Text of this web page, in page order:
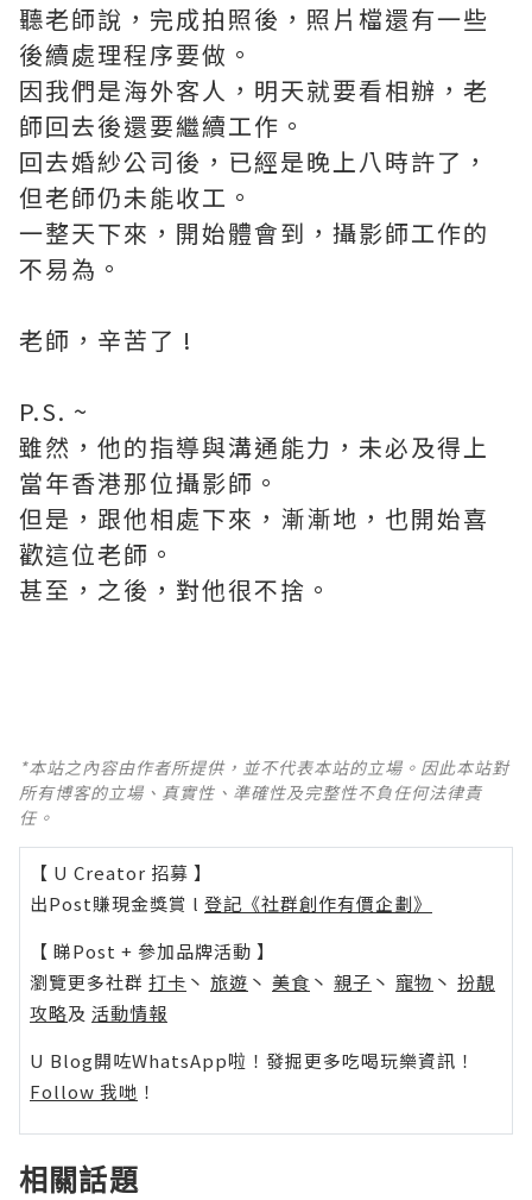
聽老師說，完成拍照後，照片檔還有一些
後續處理程序要做。
因我們是海外客人，明天就要看相辦，老
師回去後還要繼續工作。
回去婚紗公司後，已經是晚上八時許了，
但老師仍未能收工。
一整天下來，開始體會到，攝影師工作的
不易為。
老師，辛苦了 !
P.S. ~
雖然，他的指導與溝通能力，未必及得上
當年香港那位攝影師。
但是，跟他相處下來，漸漸地，也開始喜
歡這位老師。
甚至，之後，對他很不捨。
*本站之內容由作者所提供，並不代表本站的立場。因此本站對
所有博客的立場、真實性、準確性及完整性不負任何法律責
任。
【 U Creator 招募 】
出Post賺現金獎賞 l 登記《社群創作有價企劃》
【 睇Post + 參加品牌活動 】
瀏覽更多社群 打卡 丶 旅遊 丶 美食 丶 親子 丶 寵物 丶 扮靚
攻略及 活動情報
U Blog開咗WhatsApp啦！發掘更多吃喝玩樂資訊！
Follow 我哋 ！
相關話題